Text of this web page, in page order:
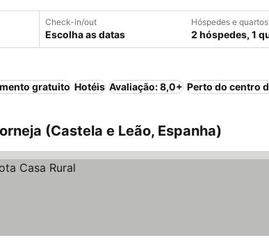
Check-in/out
Escolha as datas
Hóspedes e quartos
2 hóspedes, 1
gratuito Hotéis Avaliação: 8,0+ Perto do centro
(Castela e Leão, Espanha)